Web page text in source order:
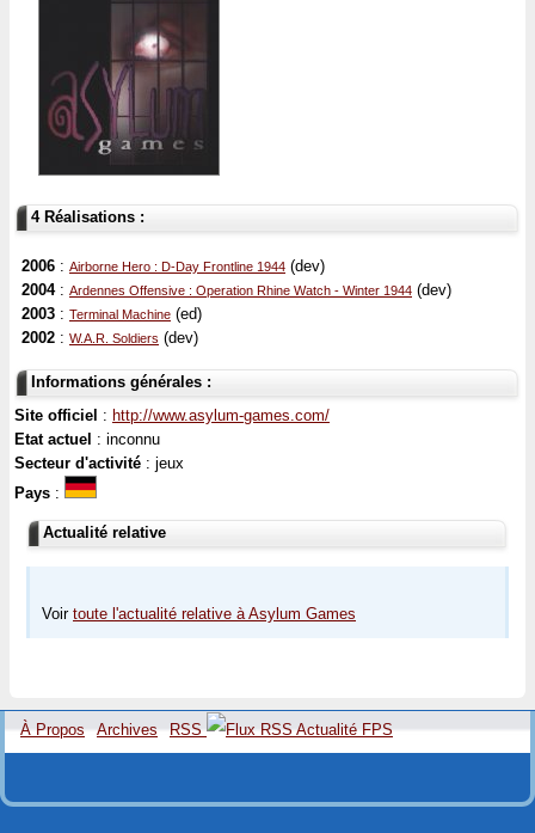
4 Réalisations :
2006 : Airborne Hero : D-Day Frontline 1944 (dev)
2004: Ardennes Offensive : Operation Rhine Watch - Winter 1944 (dev)
2003 : Terminal Machine (ed)
2002 : W.A.R. Soldiers (dev)
Informations générales :
Site officiel : http://www.asylum-games.com/
Etat actuel : inconnu
Secteur d'activité : jeux
Pays :
Actualité relative
Voir toute l'actualité relative à Asylum Games
À Propos Archives RSS